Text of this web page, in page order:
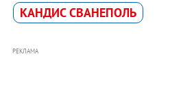
КАНДИС СВАНЕПОЛЬ
РЕКЛАМА